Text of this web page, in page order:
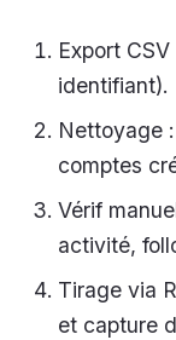
Export
identifiant).
Nettoyage
comptes
Vérif
activité,
Tirage via
et capture